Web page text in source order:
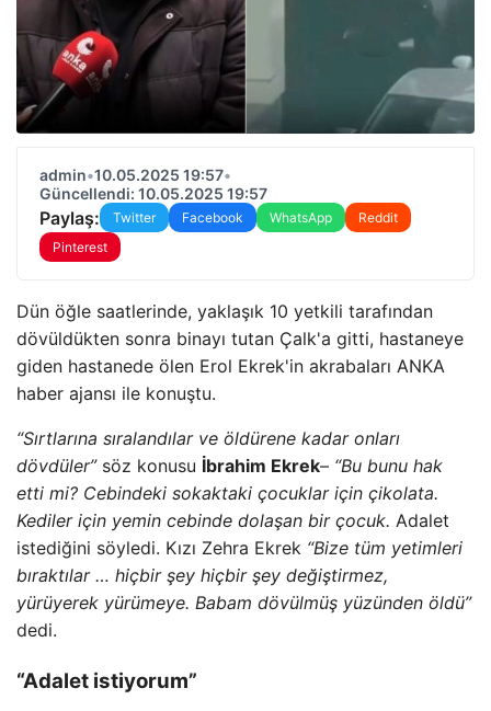
admin•10.05.2025 19:57•
Güncellendi: 10.05.2025 19:57
Paylaş: Twitter Facebook WhatsApp
Reddit
Pinterest
Dün öğle saatlerinde, yaklaşık 10 yetkili tarafından
dövüldükten sonra binayı tutan Çalk'a gitti, hastaneye
giden hastanede ölen Erol Ekrek'in akrabaları ANKA
haber ajansı ile konuştu.
“Sırtlarına sıralandılar ve öldürene kadar onları
dövdüler”söz konusu İbrahim Ekrek– “Bu bunu hak
etti mi? Cebindeki sokaktaki çocuklar için çikolata.
Kediler için yemin cebinde dolaşan bir çocuk. Adalet
istediğini söyledi. Kızı Zehra Ekrek “Bize tüm yetimleri
bıraktılar … hiçbir şey hiçbir şey değiştirmez,
yürüyerek yürümeye. Babam dövülmüş yüzünden öldü”
dedi.
“Adalet istiyorum”